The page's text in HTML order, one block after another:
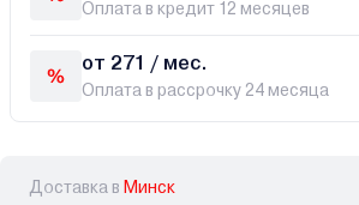
Оплата в кредит 12 месяцев
от 271 / мес.
Оплата в рассрочку 24 месяца
Доставка в Минск